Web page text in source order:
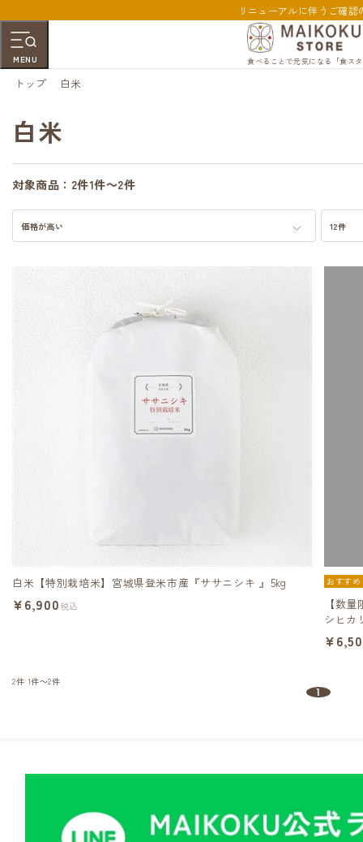
リニューアルに伴うご確認
MENU 食べることで元気になる「食ス
トップ 白米
白米
対象商品： 2件1件～2件
価格が高い 12件
白米【特別栽培米】宮城県登米市産『ササニシキ 』5kg
¥6,900税込
おすすめ
【数
シヒカ
2件 1件～2件
1